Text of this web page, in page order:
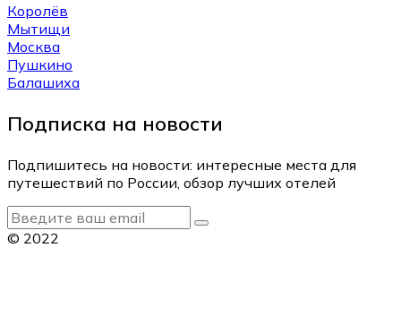
Королёв
Мытищи
Москва
Пушкино
Балашиха
Подписка на новости
Подпишитесь на новости: интересные места для
путешествий по России, обзор лучших отелей
© 2022